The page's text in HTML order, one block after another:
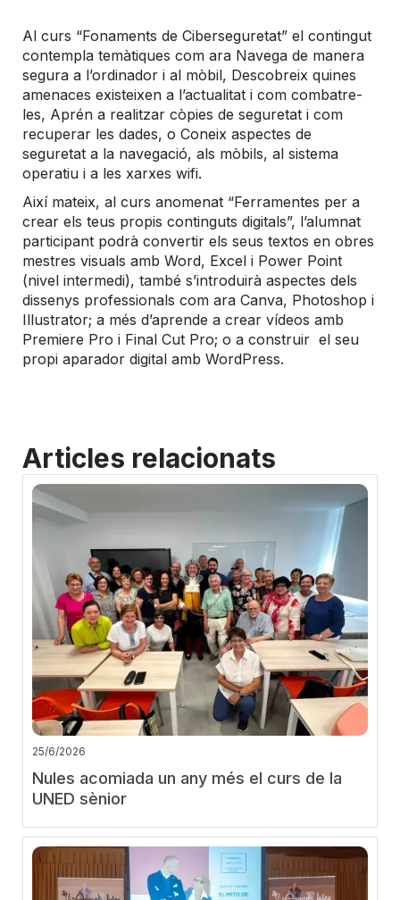
Al curs “Fonaments de Ciberseguretat” el contingut
contempla temàtiques com ara Navega de manera
segura a l’ordinador i al mòbil, Descobreix quines
amenaces existeixen a l’actualitat i com combatre-
les, Aprén a realitzar còpies de seguretat i com
recuperar les dades, o Coneix aspectes de
seguretat a la navegació, als mòbils, al sistema
operatiu i a les xarxes wifi.
Així mateix, al curs anomenat “Ferramentes per a
crear els teus propis continguts digitals”, l’alumnat
participant podrà convertir els seus textos en obres
mestres visuals amb Word, Excel i Power Point
(nivel intermedi), també s’introduirà aspectes dels
dissenys professionals com ara Canva, Photoshop i
Illustrator; a més d’aprende a crear vídeos amb
Premiere Pro i Final Cut Pro; o a construir el seu
propi aparador digital amb WordPress.
Articles relacionats
25/6/2026
Nules acomiada un any més el curs de la
UNED sènior